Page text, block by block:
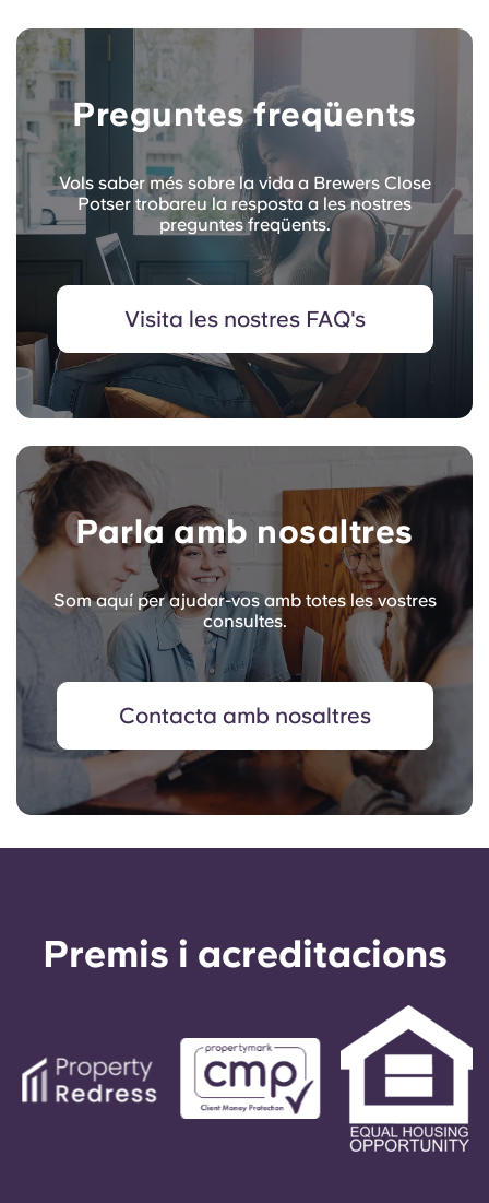
Preguntes freqüents
Vols saber més sobre la vida a Brewers Close
Potser trobareu la resposta a les nostres
preguntes freqüents.
Visita les nostres FAQ's
Parla amb nosaltres
Som aquí per ajudar-vos amb totes les vostres
consultes.
Contacta amb nosaltres
Premis i acreditacions